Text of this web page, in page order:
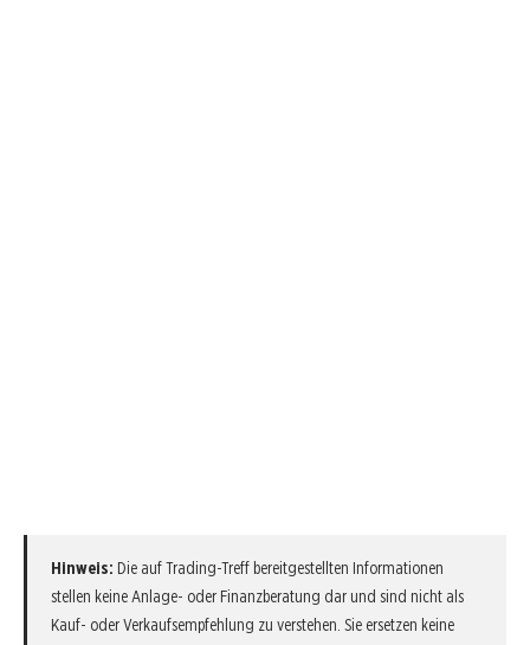
Hinweis: Die auf Trading-Treff bereitgestellten Informationen
stellen keine Anlage- oder Finanzberatung dar und sind nicht als
Kauf- oder Verkaufsempfehlung zu verstehen. Sie ersetzen keine